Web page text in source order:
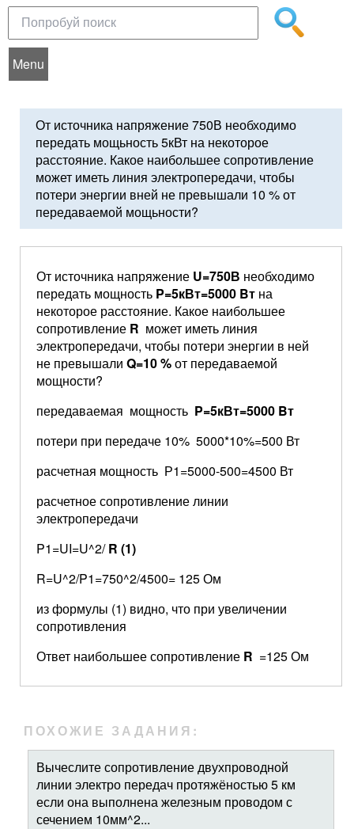
Menu
От источника напряжение 750В необходимо
передать мощьность 5кВт на некоторое
расстояние. Какое наибольшее сопротивление
может иметь линия электропередачи, чтобы
потери энергии вней не превышали 10 % от
передаваемой мощьности?
От источника напряжение U=750В необходимо
передать мощность P=5кВт=5000 Bт на
некоторое расстояние. Какое наибольшее
сопротивление R может иметь линия
электропередачи, чтобы потери энергии в ней
не превышали Q=10 %от передаваемой
мощности?
передаваемая мощность P=5кВт=5000 Bт
потери при передаче 10% 5000*10%=500 Вт
расчетная мощность Р1=5000-500=4500 Вт
расчетное сопротивление линии
электропередачи
P1=UI=U^2/R (1)
R=U^2/P1=750^2/4500= 125 Ом
из формулы (1) видно, что при увеличении
сопротивления
Ответ наибольшее сопротивление R =125 Ом
ПОХОЖИЕ ЗАДАНИЯ:
Вычеслите сопротивление двухпроводной
линии электро передач протяжёностью 5 км
если она выполнена железным проводом с
сечением 10мм^2...